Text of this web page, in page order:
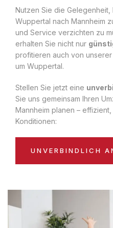
Nutzen Sie die Gelegenheit,
Wuppertal nach Mannheim
und Service verzichten zu
erhalten Sie nicht nur
profitieren auch von
um Wuppertal.
Stellen Sie jetzt eine
Sie uns gemeinsam Ihren
Mannheim planen –
Konditionen:
UNVERBINDLICH